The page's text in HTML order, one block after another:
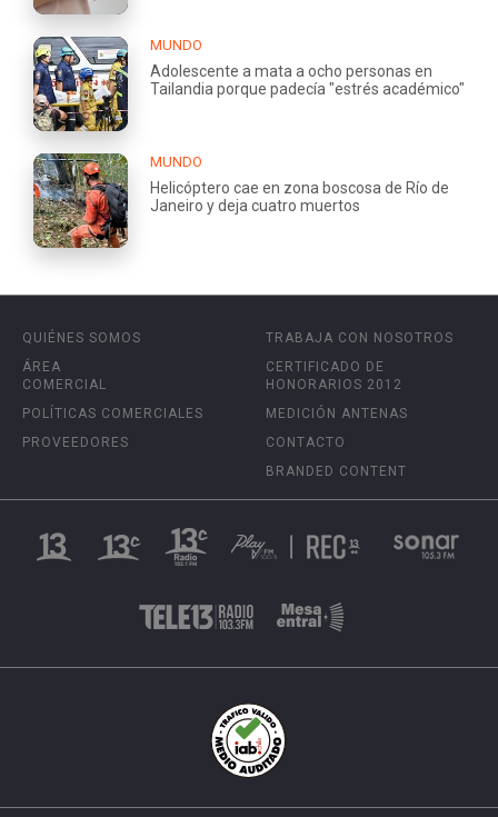
MUNDO
Adolescente a mata a ocho personas en
Tailandia porque padecía "estrés académico"
MUNDO
Helicóptero cae en zona boscosa de Río de
Janeiro y deja cuatro muertos
QUIÉNES SOMOS
ÁREA
COMERCIAL
POLÍTICAS COMERCIALES
PROVEEDORES
TRABAJA CON NOSOTROS
CERTIFICADO DE
HONORARIOS 2012
MEDICIÓN ANTENAS
CONTACTO
BRANDED CONTENT